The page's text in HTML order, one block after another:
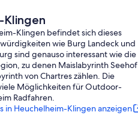
Klingen
Klingen befindet sich dieses
wie Burg Landeck und
sind genauso interessant wie die
zu denen Maislabyrinth Seehof
von Chartres zählen. Die
Möglichkeiten für Outdoor-
Radfahren.
in Heuchelheim-Klingen anzeigen